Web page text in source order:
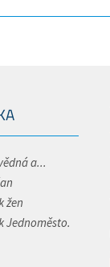
a...
žen
Jednoměsto.